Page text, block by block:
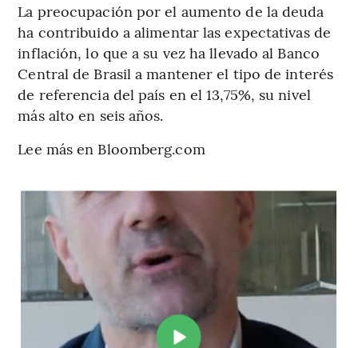
La preocupación por el aumento de la deuda
ha contribuido a alimentar las expectativas de
inflación, lo que a su vez ha llevado al Banco
Central de Brasil a mantener el tipo de interés
de referencia del país en el 13,75%, su nivel
más alto en seis años.
Lee más en Bloomberg.com